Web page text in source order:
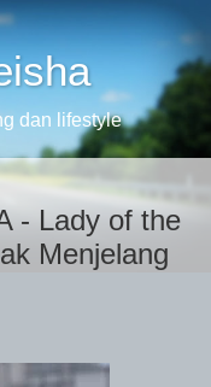
dan lifestyle
- Lady of the
Menjelang